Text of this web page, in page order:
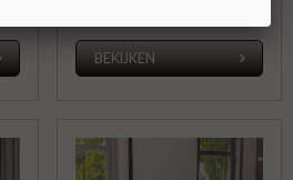
BEKIJKEN